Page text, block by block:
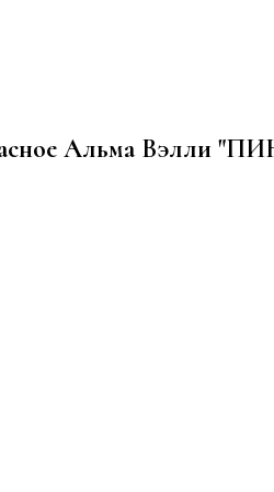
Альма Вэлли